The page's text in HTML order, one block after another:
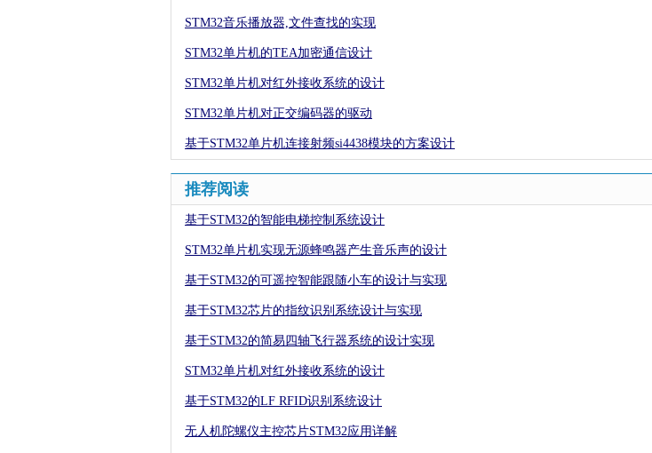
STM32音乐播放器,文件查找的实现
STM32单片机的TEA加密通信设计
STM32单片机对红外接收系统的设计
STM32单片机对正交编码器的驱动
基于STM32单片机连接射频si4438模块的方案设计
推荐阅读
基于STM32的智能电梯控制系统设计
STM32单片机实现无源蜂鸣器产生音乐声的设计
基于STM32的可遥控智能跟随小车的设计与实现
基于STM32芯片的指纹识别系统设计与实现
基于STM32的简易四轴飞行器系统的设计实现
STM32单片机对红外接收系统的设计
基于STM32的LF RFID识别系统设计
无人机陀螺仪主控芯片STM32应用详解